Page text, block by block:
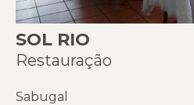
SOL RIO
Restauração
Sabugal